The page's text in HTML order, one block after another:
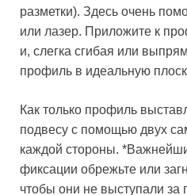
разметки). Здесь очень
или лазер. Приложите к
и, слегка сгибая или
профиль в идеальную
Как только профиль
подвесу с помощью двух
каждой стороны.
фиксации обрежьте или
чтобы они не выступали за